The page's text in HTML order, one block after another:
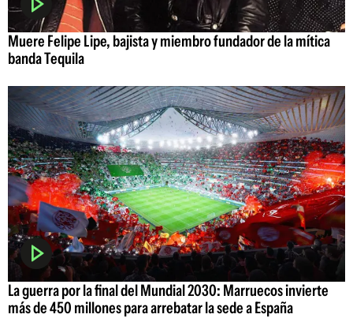
Muere Felipe Lipe, bajista y miembro fundador de la mítica
banda Tequila
La guerra por la final del Mundial 2030: Marruecos invierte
más de 450 millones para arrebatar la sede a España